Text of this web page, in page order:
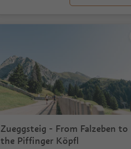
Zueggsteig - From Falzeben to
the Piffinger Köpfl